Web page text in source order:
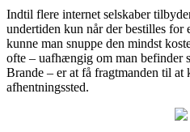
Indtil flere internet selskaber
undertiden kun når der bestilles
kunne man snuppe den mindst
ofte – uafhængig om man befinder
Brande – er at få fragtmanden til at
afhentningssted.